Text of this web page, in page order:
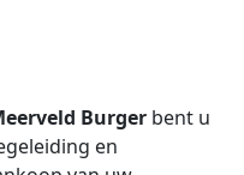
Burger bent u
en